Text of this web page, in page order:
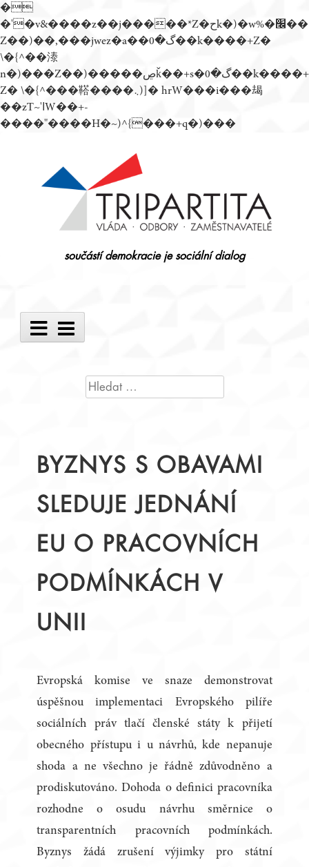
�
�'�v&����z��j�����*Z�حk�)�w%�׬��
Z��)��,���jwez�a��گ�0��k����+Z�
\�{^��溙
n�)���Z��)�����ڝǩ��+s�گ�0��k����+
Z� \�{^���鞳����܆)]� hrW���i���朅
��zƬ~'ߊW��+-
����"����H�~)^{���+q�)���
součástí demokracie je sociální dialog
Main
Menu
VYHLEDÁVÁNÍ
BYZNYS S OBAVAMI
SLEDUJE JEDNÁNÍ
EU O PRACOVNÍCH
PODMÍNKÁCH V
UNII
Evropská komise ve snaze demonstrovat
úspěšnou implementaci Evropského pilíře
sociálních práv tlačí členské státy k přijetí
obecného přístupu i u návrhů, kde nepanuje
shoda a ne všechno je řádně zdůvodněno a
prodiskutováno. Dohoda o definici pracovníka
rozhodne o osudu návrhu směrnice o
transparentních pracovních podmínkách.
Byznys žádá zrušení výjimky pro státní